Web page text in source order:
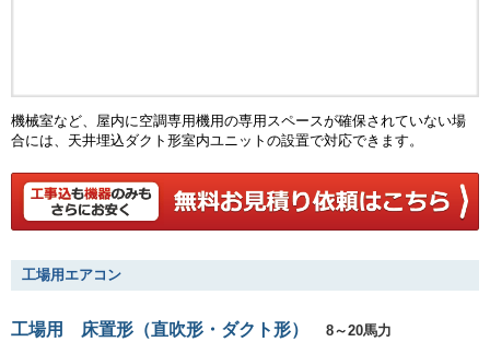
機械室など、屋内に空調専用機用の専用スペースが確保されていない場
合には、天井埋込ダクト形室内ユニットの設置で対応できます。
工場用エアコン
工場用 床置形（直吹形・ダクト形） 8～20馬力